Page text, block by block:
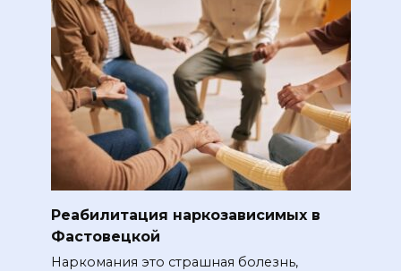
Реабилитация наркозависимых в
Фастовецкой
Наркомания это страшная болезнь,